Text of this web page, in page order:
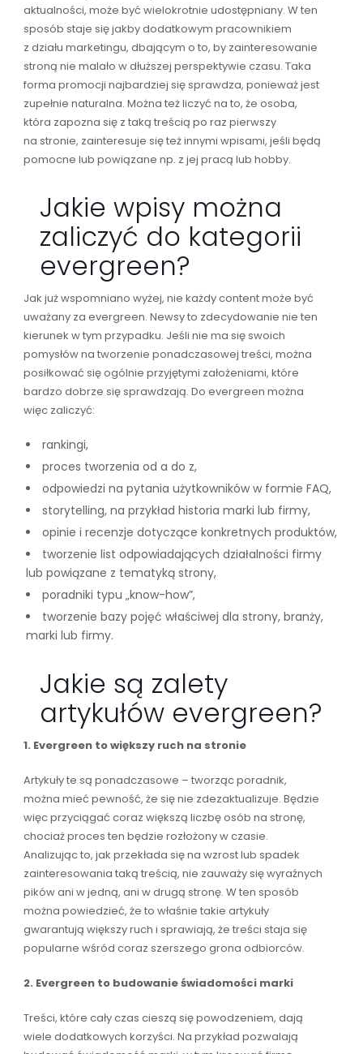
aktualności, może być wielokrotnie udostępniany. W ten
sposób staje się jakby dodatkowym pracownikiem
z działu marketingu, dbającym o to, by zainteresowanie
stroną nie malało w dłuższej perspektywie czasu. Taka
forma promocji najbardziej się sprawdza, ponieważ jest
zupełnie naturalna. Można też liczyć na to, że osoba,
która zapozna się z taką treścią po raz pierwszy
na stronie, zainteresuje się też innymi wpisami, jeśli będą
pomocne lub powiązane np. z jej pracą lub hobby.
Jakie wpisy można
zaliczyć do kategorii
evergreen?
Jak już wspomniano wyżej, nie każdy content może być
uważany za evergreen. Newsy to zdecydowanie nie ten
kierunek w tym przypadku. Jeśli nie ma się swoich
pomysłów na tworzenie ponadczasowej treści, można
posiłkować się ogólnie przyjętymi założeniami, które
bardzo dobrze się sprawdzają. Do evergreen można
więc zaliczyć:
rankingi,
proces tworzenia od a do z,
odpowiedzi na pytania użytkowników w formie FAQ,
storytelling, na przykład historia marki lub firmy,
opinie i recenzje dotyczące konkretnych produktów,
tworzenie list odpowiadających działalności firmy
lub powiązane z tematyką strony,
poradniki typu „know-how”,
tworzenie bazy pojęć właściwej dla strony, branży,
marki lub firmy.
Jakie są zalety
artykułów evergreen?
1. Evergreen to większy ruch na stronie
Artykuły te są ponadczasowe – tworząc poradnik,
można mieć pewność, że się nie zdezaktualizuje. Będzie
więc przyciągać coraz większą liczbę osób na stronę,
chociaż proces ten będzie rozłożony w czasie.
Analizując to, jak przekłada się na wzrost lub spadek
zainteresowania taką treścią, nie zauważy się wyraźnych
pików ani w jedną, ani w drugą stronę. W ten sposób
można powiedzieć, że to właśnie takie artykuły
gwarantują większy ruch i sprawiają, że treści staja się
popularne wśród coraz szerszego grona odbiorców.
2. Evergreen to budowanie świadomości marki
Treści, które cały czas cieszą się powodzeniem, dają
wiele dodatkowych korzyści. Na przykład pozwalają